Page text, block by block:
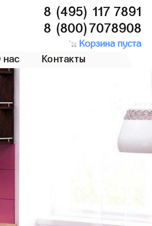
8 (495) 117 7891
8 (800)7078908
Корзина пуста
нас Контакты